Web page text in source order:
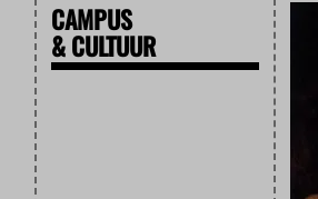
CAMPUS
& CULTUUR